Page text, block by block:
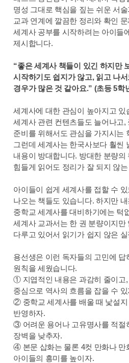
명성 그대로 핵심을 짚는 쉬운 서
교과 연계에 깔끔한 정리와 확인
세계사 공부를 시작하려는 아이들
제시합니다.
“좋은 세계사 책들이 있긴 하지만
시작하기도 쉽지가 않고, 읽고 나
경우가 많은 것 같아요.” (초등 5학
세계사에 대한 관심이 높아지고 있
세계사 관련 컨텐츠들도 늘어나고,
준비를 위해서도 관심을 가지시는
그런데 세계사는 한국사보다 훨씬
내용이 방대합니다. 방대한 분량의
힘들게 읽어도 정리가 잘 되지 않
아이들이 쉽게 세계사를 접할 수
나오는 책들도 있습니다. 하지만
중학교 세계사를 대비하기에는 턱
세계사 교과서는 한 권 분량이지만
다루고 있어서 읽기가 쉽지 않은
용선생은 이런 독자들의 고민에 답
원칙을 세웠습니다.
① 지엽적인 내용은 과감히 줄이고
중심으로 역사의 흐름을 잡을 수
② 중학교 세계사를 배울 때 낯설
반영하자.
③ 어려운 용어나 고유명사를 적절
장벽을 낮추자.
④ 본문 삽화는 물론 4컷 만화나 만
아이들의 흥미를 높이자.